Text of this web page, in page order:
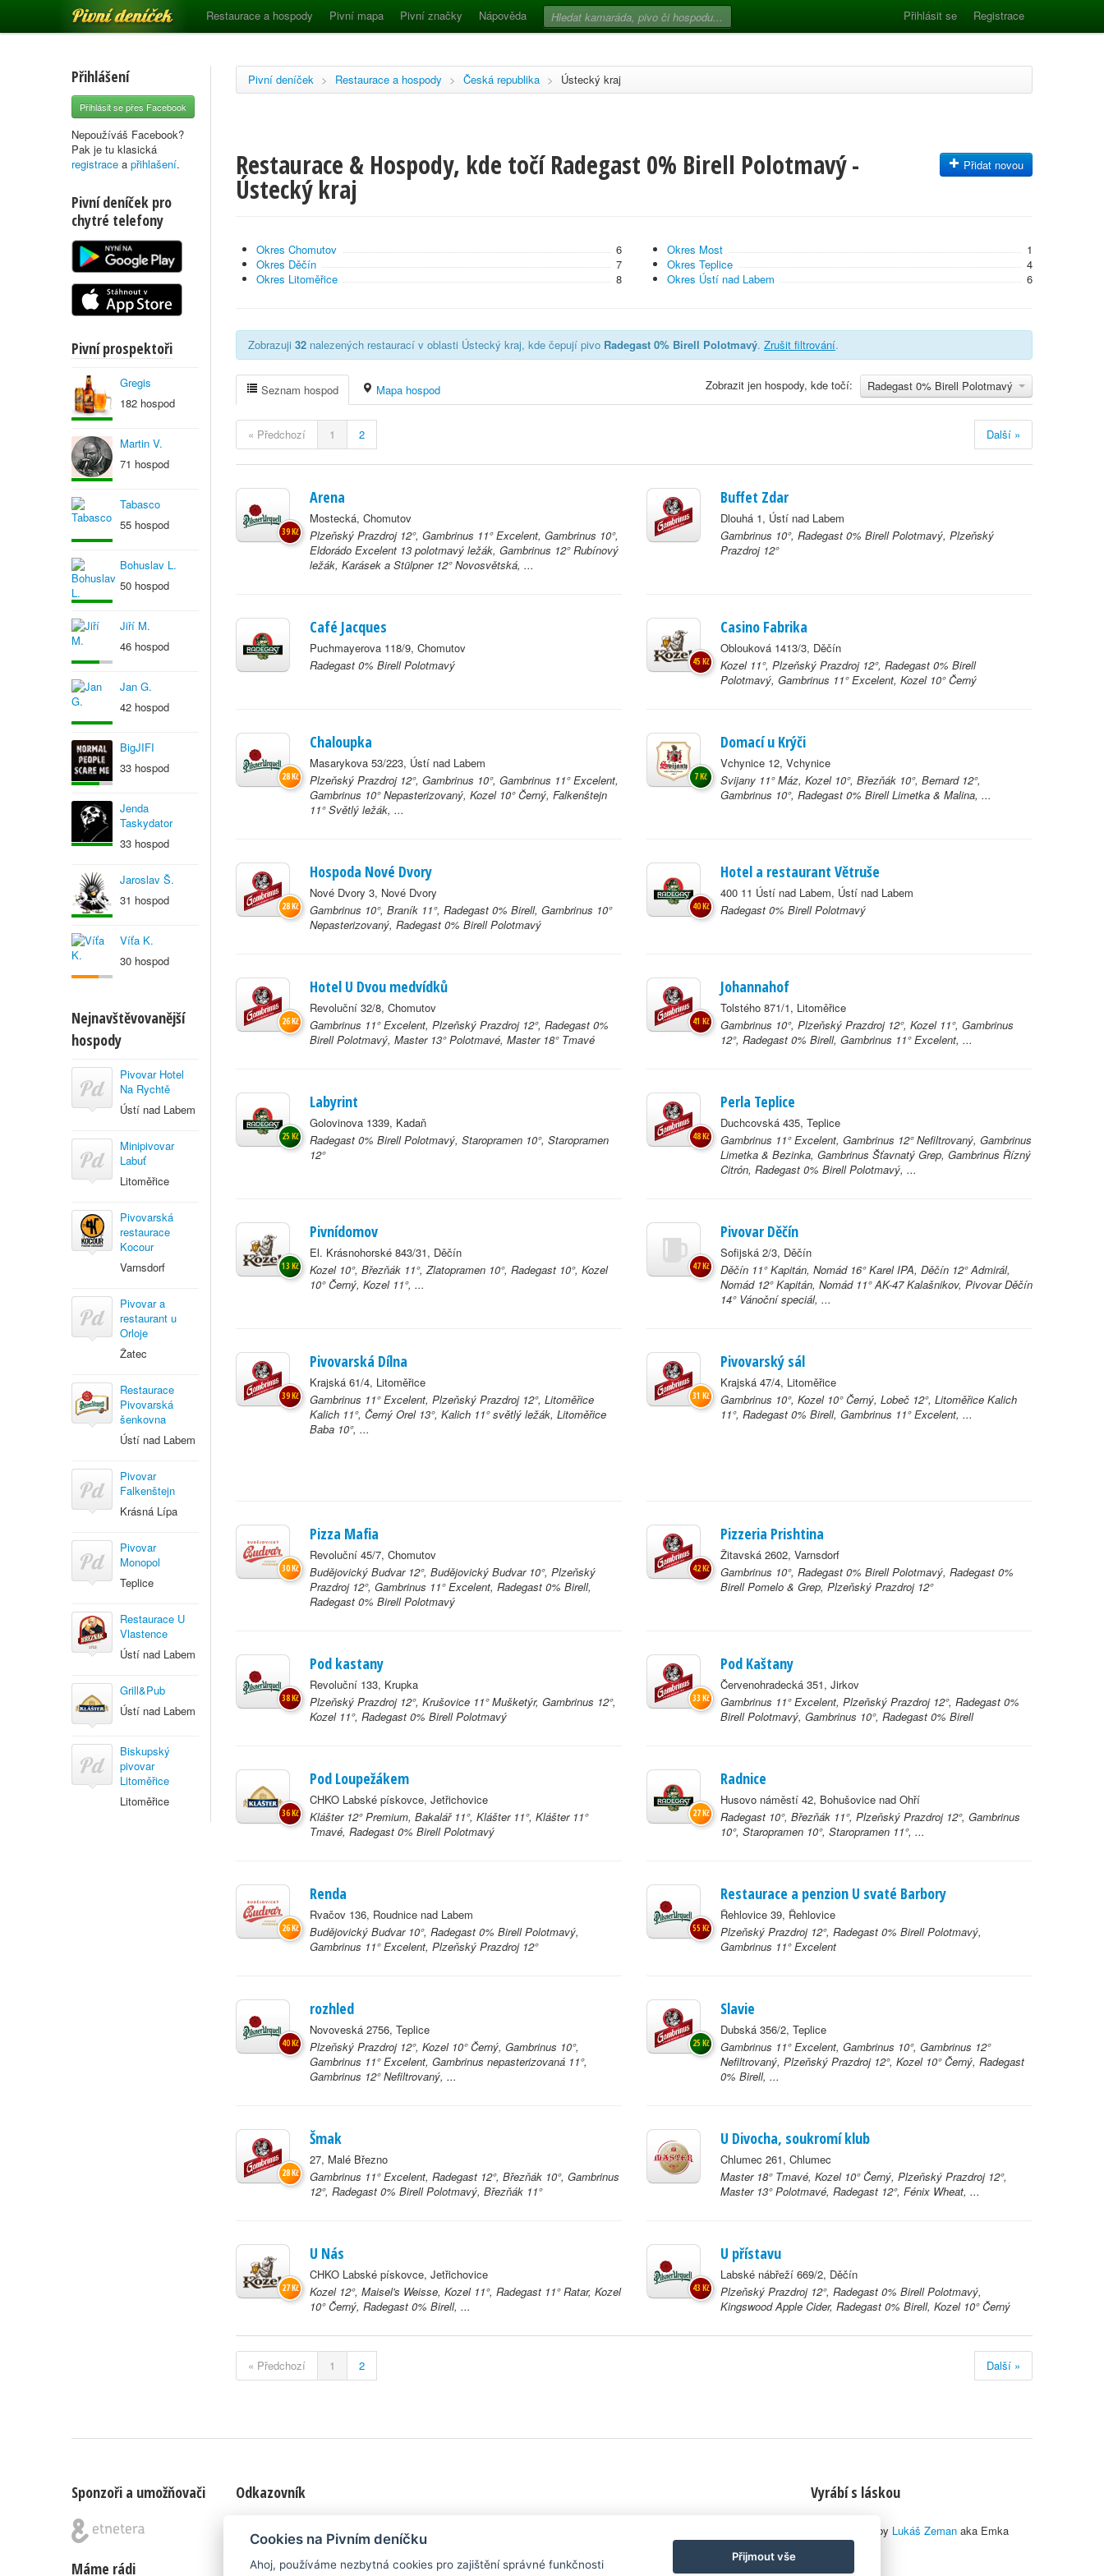
Pivní deníček Restaurace a hospody Pivní mapa Pivní značky Nápověda Přihlásit se Registrace
Přihlášení
Přihlásit se přes Facebook
Nepoužíváš Facebook?
Pak je tu klasická
registrace a přihlašení.
Pivní deníček pro
chytré telefony
Pivní prospektoři
Gregis
182 hospod
Martin V.
71 hospod
Tabasco
55 hospod
Bohuslav L.
50 hospod
Jiří M.
46 hospod
Jan G.
42 hospod
BigJIFI
33 hospod
Jenda
Taskydator
33 hospod
Jaroslav Š.
31 hospod
Víťa K.
30 hospod
Nejnavštěvovanější
hospody
Pivovar Hotel
Na Rychtě
Ústí nad Labem
Minipivovar
Labuť
Litoměřice
Pivovarská
restaurace
Kocour
Varnsdorf
Pivovar a
restaurant u
Orloje
Žatec
Restaurace
Pivovarská
šenkovna
Ústí nad Labem
Pivovar
Falkenštejn
Krásná Lípa
Pivovar
Monopol
Teplice
Restaurace U
Vlastence
Ústí nad Labem
Grill&Pub
Ústí nad Labem
Biskupský
pivovar
Litoměřice
Litoměřice
Pivní deníček > Restaurace a hospody > Česká republika > Ústecký kraj
Restaurace & Hospody, kde točí Radegast 0% Birell Polotmavý -
Ústecký kraj
Přidat novou
Okres Chomutov
6
Okres Děčín
7
Okres Litoměřice
8
Okres Most
1
Okres Teplice
4
Okres Ústí nad Labem
6
Zobrazuji 32 nalezených restaurací v oblasti Ústecký kraj, kde čepují pivo Radegast 0% Birell Polotmavý. Zrušit filtrování.
Radegast 0% Birell Polotmavý
Zobrazit jen hospody, kde točí:
Seznam hospod Mapa hospod
« Předchozí 1 2 Další »
Arena
Mostecká, Chomutov
Plzeňský Prazdroj 12°, Gambrinus 11° Excelent, Gambrinus 10°,
Eldorádo Excelent 13 polotmavý ležák, Gambrinus 12° Rubínový
ležák, Karásek a Stülpner 12° Novosvětská, ...
39 Kč
Buffet Zdar
Dlouhá 1, Ústí nad Labem
Gambrinus 10°, Radegast 0% Birell Polotmavý, Plzeňský
Prazdroj 12°
Café Jacques
Puchmayerova 118/9, Chomutov
Radegast 0% Birell Polotmavý
Casino Fabrika
Oblouková 1413/3, Děčín
Kozel 11°, Plzeňský Prazdroj 12°, Radegast 0% Birell
Polotmavý, Gambrinus 11° Excelent, Kozel 10° Černý
45 Kč
Chaloupka
Masarykova 53/223, Ústí nad Labem
Plzeňský Prazdroj 12°, Gambrinus 10°, Gambrinus 11° Excelent,
Gambrinus 10° Nepasterizovaný, Kozel 10° Černý, Falkenštejn
11° Světlý ležák, ...
28 Kč
Domací u Krýči
Vchynice 12, Vchynice
Svijany 11° Máz, Kozel 10°, Březňák 10°, Bernard 12°,
Gambrinus 10°, Radegast 0% Birell Limetka & Malina, ...
7 Kč
Hospoda Nové Dvory
Nové Dvory 3, Nové Dvory
Gambrinus 10°, Braník 11°, Radegast 0% Birell, Gambrinus 10°
Nepasterizovaný, Radegast 0% Birell Polotmavý
28 Kč
Hotel a restaurant Větruše
400 11 Ústí nad Labem, Ústí nad Labem
Radegast 0% Birell Polotmavý
40 Kč
Hotel U Dvou medvídků
Revoluční 32/8, Chomutov
Gambrinus 11° Excelent, Plzeňský Prazdroj 12°, Radegast 0%
Birell Polotmavý, Master 13° Polotmavé, Master 18° Tmavé
26 Kč
Johannahof
Tolstého 871/1, Litoměřice
Gambrinus 10°, Plzeňský Prazdroj 12°, Kozel 11°, Gambrinus
12°, Radegast 0% Birell, Gambrinus 11° Excelent, ...
41 Kč
Labyrint
Golovinova 1339, Kadaň
Radegast 0% Birell Polotmavý, Staropramen 10°, Staropramen
12°
25 Kč
Perla Teplice
Duchcovská 435, Teplice
Gambrinus 11° Excelent, Gambrinus 12° Nefiltrovaný, Gambrinus
Limetka & Bezinka, Gambrinus Šťavnatý Grep, Gambrinus Řízný
Citrón, Radegast 0% Birell Polotmavý, ...
48 Kč
Pivnídomov
El. Krásnohorské 843/31, Děčín
Kozel 10°, Březňák 11°, Zlatopramen 10°, Radegast 10°, Kozel
10° Černý, Kozel 11°, ...
13 Kč
Pivovar Děčín
Sofijská 2/3, Děčín
Děčín 11° Kapitán, Nomád 16° Karel IPA, Děčín 12° Admirál,
Nomád 12° Kapitán, Nomád 11° AK-47 Kalašnikov, Pivovar Děčín
14° Vánoční speciál, ...
47 Kč
Pivovarská Dílna
Krajská 61/4, Litoměřice
Gambrinus 11° Excelent, Plzeňský Prazdroj 12°, Litoměřice
Kalich 11°, Černý Orel 13°, Kalich 11° světlý ležák, Litoměřice
Baba 10°, ...
39 Kč
Pivovarský sál
Krajská 47/4, Litoměřice
Gambrinus 10°, Kozel 10° Černý, Lobeč 12°, Litoměřice Kalich
11°, Radegast 0% Birell, Gambrinus 11° Excelent, ...
31 Kč
Pizza Mafia
Revoluční 45/7, Chomutov
Budějovický Budvar 12°, Budějovický Budvar 10°, Plzeňský
Prazdroj 12°, Gambrinus 11° Excelent, Radegast 0% Birell,
Radegast 0% Birell Polotmavý
30 Kč
Pizzeria Prishtina
Žitavská 2602, Varnsdorf
Gambrinus 10°, Radegast 0% Birell Polotmavý, Radegast 0%
Birell Pomelo & Grep, Plzeňský Prazdroj 12°
42 Kč
Pod kastany
Revoluční 133, Krupka
Plzeňský Prazdroj 12°, Krušovice 11° Mušketýr, Gambrinus 12°,
Kozel 11°, Radegast 0% Birell Polotmavý
38 Kč
Pod Kaštany
Červenohradecká 351, Jirkov
Gambrinus 11° Excelent, Plzeňský Prazdroj 12°, Radegast 0%
Birell Polotmavý, Gambrinus 10°, Radegast 0% Birell
33 Kč
Pod Loupežákem
CHKO Labské pískovce, Jetřichovice
Klášter 12° Premium, Bakalář 11°, Klášter 11°, Klášter 11°
Tmavé, Radegast 0% Birell Polotmavý
36 Kč
Radnice
Husovo náměstí 42, Bohušovice nad Ohří
Radegast 10°, Březňák 11°, Plzeňský Prazdroj 12°, Gambrinus
10°, Staropramen 10°, Staropramen 11°, ...
27 Kč
Renda
Rvačov 136, Roudnice nad Labem
Budějovický Budvar 10°, Radegast 0% Birell Polotmavý,
Gambrinus 11° Excelent, Plzeňský Prazdroj 12°
26 Kč
Restaurace a penzion U svaté Barbory
Řehlovice 39, Řehlovice
Plzeňský Prazdroj 12°, Radegast 0% Birell Polotmavý,
Gambrinus 11° Excelent
55 Kč
rozhled
Novoveská 2756, Teplice
Plzeňský Prazdroj 12°, Kozel 10° Černý, Gambrinus 10°,
Gambrinus 11° Excelent, Gambrinus nepasterizovaná 11°,
Gambrinus 12° Nefiltrovaný, ...
40 Kč
Slavie
Dubská 356/2, Teplice
Gambrinus 11° Excelent, Gambrinus 10°, Gambrinus 12°
Nefiltrovaný, Plzeňský Prazdroj 12°, Kozel 10° Černý, Radegast
0% Birell, ...
25 Kč
Šmak
27, Malé Březno
Gambrinus 11° Excelent, Radegast 12°, Březňák 10°, Gambrinus
12°, Radegast 0% Birell Polotmavý, Březňák 11°
28 Kč
U Divocha, soukromí klub
Chlumec 261, Chlumec
Master 18° Tmavé, Kozel 10° Černý, Plzeňský Prazdroj 12°,
Master 13° Polotmavé, Radegast 12°, Fénix Wheat, ...
U Nás
CHKO Labské pískovce, Jetřichovice
Kozel 12°, Maisel's Weisse, Kozel 11°, Radegast 11° Ratar, Kozel
10° Černý, Radegast 0% Birell, ...
27 Kč
U přístavu
Labské nábřeží 669/2, Děčín
Plzeňský Prazdroj 12°, Radegast 0% Birell Polotmavý,
Kingswood Apple Cider, Radegast 0% Birell, Kozel 10° Černý
43 Kč
« Předchozí 1 2 Další »
Sponzoři a umožňovači Odkazovník
Blog| Nápady & připomínky | Aplikace pro
Vyrábí s láskou
© 2010–2026 by Lukáš Zeman aka Emka
Máme rádi Poznámka pod čarou
Cookies na Pivním deníčku
Ahoj, používáme nezbytná cookies pro zajištění správné funkčnosti
Přijmout vše